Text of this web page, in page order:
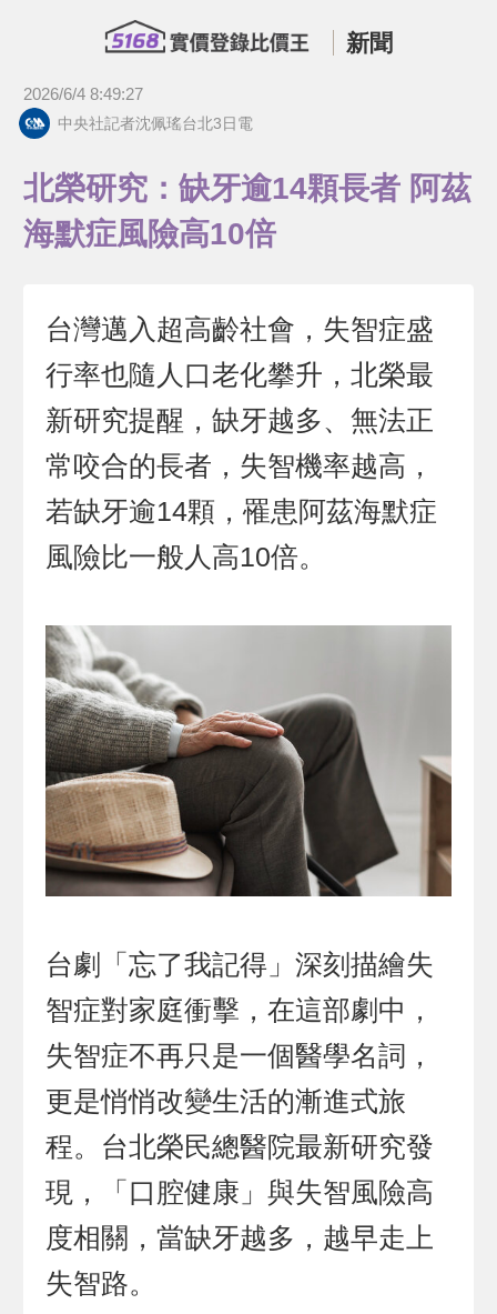
新聞
2026/6/4 8:49:27
中央社記者沈佩瑤台北3日電
北榮研究：缺牙逾14顆長者 阿茲
海默症風險高10倍
台灣邁入超高齡社會，失智症盛
行率也隨人口老化攀升，北榮最
新研究提醒，缺牙越多、無法正
常咬合的長者，失智機率越高，
若缺牙逾14顆，罹患阿茲海默症
風險比一般人高10倍。
台劇「忘了我記得」深刻描繪失
智症對家庭衝擊，在這部劇中，
失智症不再只是一個醫學名詞，
更是悄悄改變生活的漸進式旅
程。台北榮民總醫院最新研究發
現，「口腔健康」與失智風險高
度相關，當缺牙越多，越早走上
失智路。